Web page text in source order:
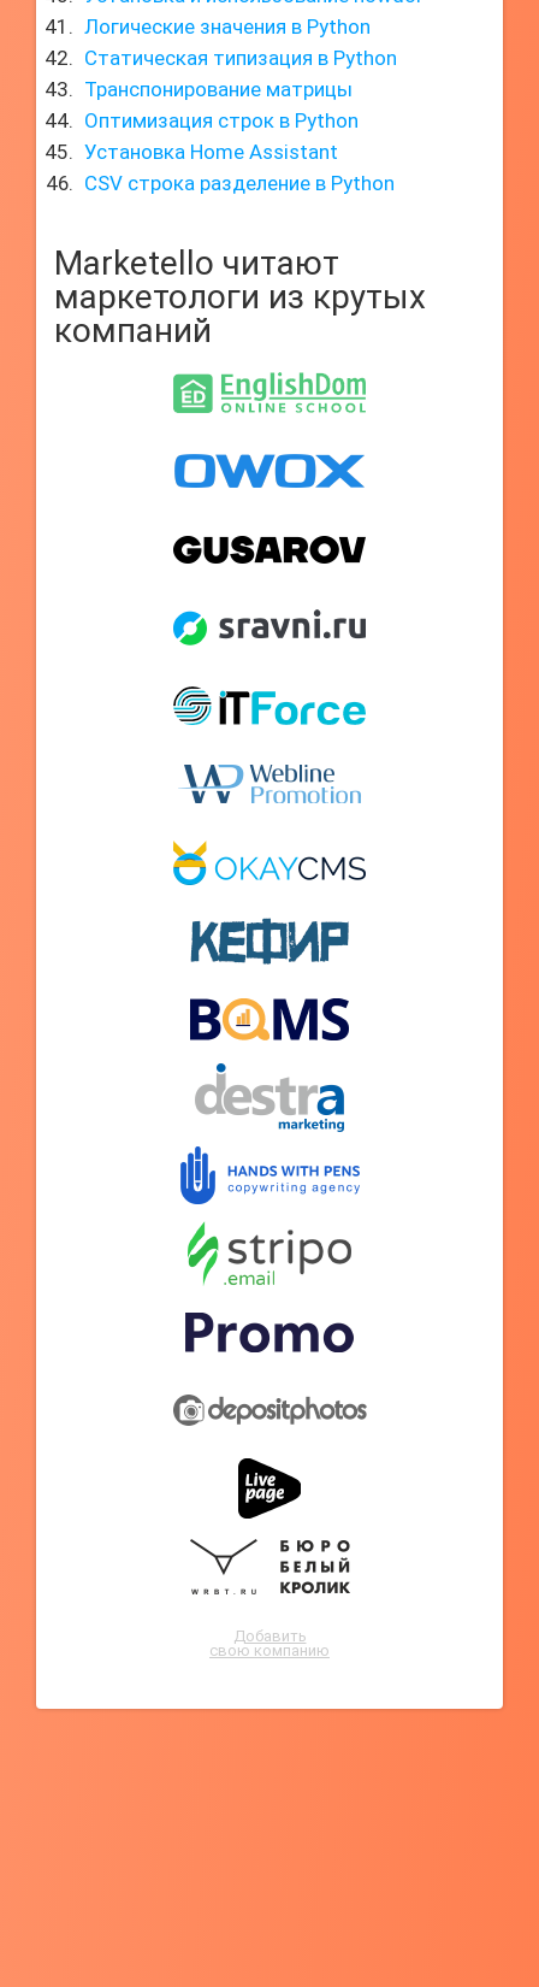
Логические значения в Python
Статическая типизация в Python
Транспонирование матрицы
Оптимизация строк в Python
Установка Home Assistant
CSV строка разделение в Python
Marketello читают
маркетологи из крутых
компаний
Добавить
свою компанию